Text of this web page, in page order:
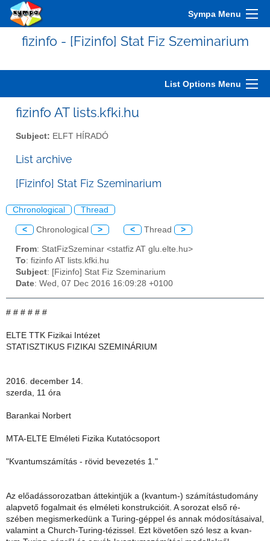
Sympa Menu
fizinfo - [Fizinfo] Stat Fiz Szeminarium
List Options Menu
fizinfo AT lists.kfki.hu
Subject: ELFT HÍRADÓ
List archive
[Fizinfo] Stat Fiz Szeminarium
Chronological Thread
< Chronological > < Thread >
From: StatFizSzeminar <statfiz AT glu.elte.hu>
To: fizinfo AT lists.kfki.hu
Subject: [Fizinfo] Stat Fiz Szeminarium
Date: Wed, 07 Dec 2016 16:09:28 +0100
# # # # # #
ELTE TTK Fizikai Intézet
STATISZTIKUS FIZIKAI SZEMINÁRIUM
2016. december 14.
szerda, 11 óra
Barankai Norbert
MTA-ELTE Elméleti Fizika Kutatócsoport
"Kvantumszámítás - rövid bevezetés 1."
Az előadássorozatban áttekintjük a (kvantum-) számítástudomány
alapvető fogalmait és elméleti konstrukcióit. A sorozat első ré-
szében megismerkedünk a Turing-géppel és annak módosításaival,
valamint a Church-Turing-tézissel. Ezt követően szó lesz a kvan-